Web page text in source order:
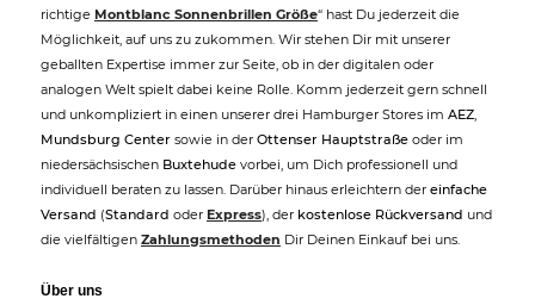
richtige Montblanc Sonnenbrillen Größe“ hast Du jederzeit die
Möglichkeit, auf uns zu zukommen. Wir stehen Dir mit unserer
geballten Expertise immer zur Seite, ob in der digitalen oder
analogen Welt spielt dabei keine Rolle. Komm jederzeit gern schnell
und unkompliziert in einen unserer drei Hamburger Stores im AEZ,
Mundsburg Center sowie in der Ottenser Hauptstraße oder im
niedersächsischen Buxtehude vorbei, um Dich professionell und
individuell beraten zu lassen. Darüber hinaus erleichtern der einfache
Versand (Standard oder Express), der kostenlose Rückversand und
die vielfältigen Zahlungsmethoden Dir Deinen Einkauf bei uns.
Über uns